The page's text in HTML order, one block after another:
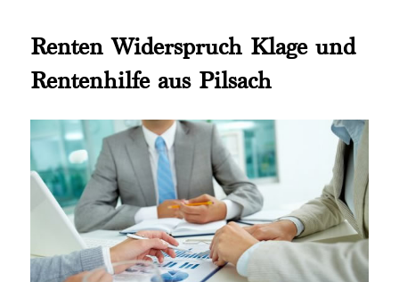
Renten Widerspruch Klage und
Rentenhilfe aus Pilsach